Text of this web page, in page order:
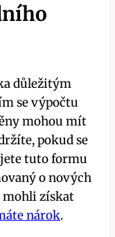
důležitým
se výpočtu
mohou mít
pokud se
tuto formu
o nových
mohli získat
nárok.